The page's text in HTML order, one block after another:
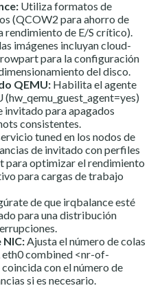
Utiliza formatos de
(QCOW2 para ahorro de
rendimiento de E/S crítico).
imágenes incluyan cloud-
para la configuración
del disco.
QEMU: Habilita el agente
invitado para apagados
consistentes.
tuned en los nodos de
de invitado con perfiles
para optimizar el rendimiento
para cargas de trabajo
de que irqbalance esté
para una distribución
NIC:Ajusta el número de colas
combined <nr-of-
con el número de
si es necesario.